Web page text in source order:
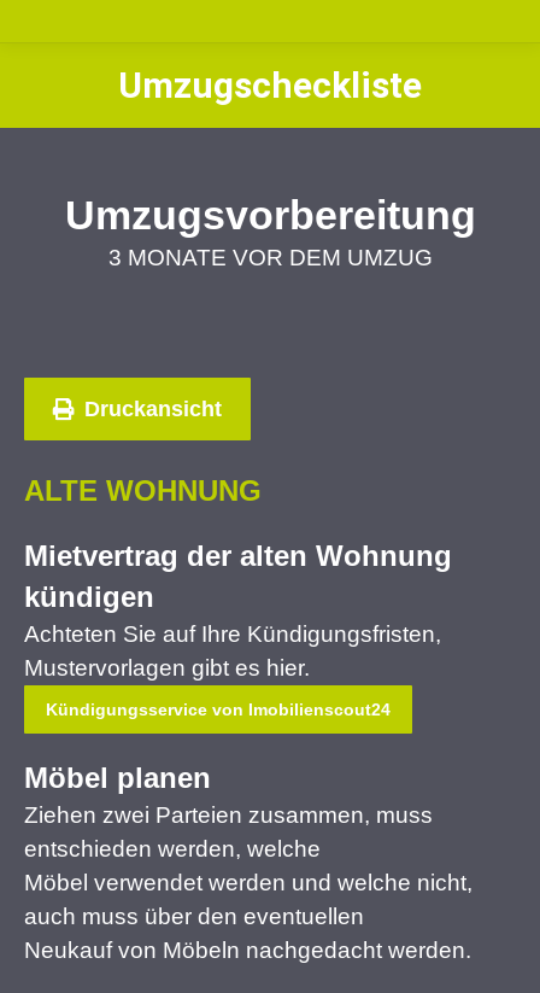
Umzugscheckliste
Umzugsvorbereitung
3 MONATE VOR DEM UMZUG
Druckansicht
ALTE WOHNUNG
Mietvertrag der alten Wohnung
kündigen
Achteten Sie auf Ihre Kündigungsfristen,
Mustervorlagen gibt es hier.
Kündigungsservice von Imobilienscout24
Möbel planen
Ziehen zwei Parteien zusammen, muss
entschieden werden, welche
Möbel verwendet werden und welche nicht,
auch muss über den eventuellen
Neukauf von Möbeln nachgedacht werden.